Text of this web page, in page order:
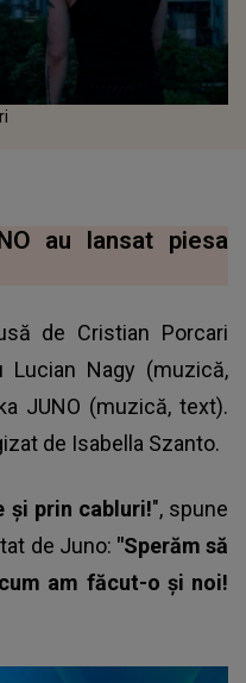
au lansat piesa
de Cristian Porcari
Nagy (muzică,
JUNO (muzică, text).
de Isabella Szanto.
și prin cabluri!", spune
de Juno: "Sperăm să
am făcut-o și noi!